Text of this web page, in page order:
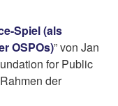
Spiel (als
OSPOs)” von Jan
for Public
der